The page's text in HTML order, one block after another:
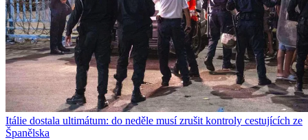
Itálie dostala ultimátum: do neděle musí zrušit kontroly cestujících ze
Španělska